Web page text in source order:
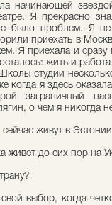
начинающей
Я прекрасно
было проблем. Я
приехать в
Я приехала и сразу
жить и
студии
когда я здесь
заграничный
о чем я никогда
живут в
живет до сих пор на
выбор, когда